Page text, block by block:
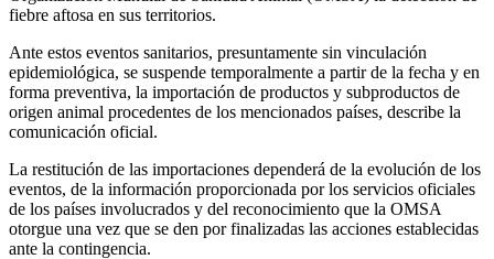
fiebre aftosa en sus territorios.
Ante estos eventos sanitarios, presuntamente sin vinculación
epidemiológica, se suspende temporalmente a partir de la fecha y en
forma preventiva, la importación de productos y subproductos de
origen animal procedentes de los mencionados países, describe la
comunicación oficial.
La restitución de las importaciones dependerá de la evolución de los
eventos, de la información proporcionada por los servicios oficiales
de los países involucrados y del reconocimiento que la OMSA
otorgue una vez que se den por finalizadas las acciones establecidas
ante la contingencia.